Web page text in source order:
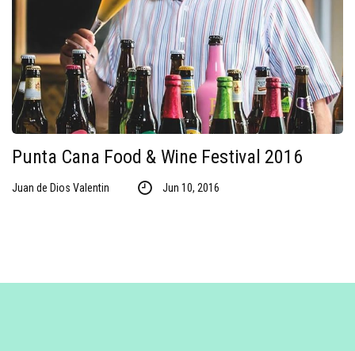
Punta Cana Food & Wine Festival 2016
Juan de Dios Valentin Jun 10, 2016